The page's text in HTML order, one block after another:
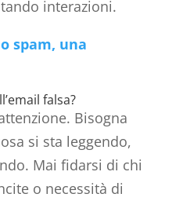
interazioni.
spam, una
falsa?
Bisogna
si sta leggendo,
Mai fidarsi di chi
o necessità di